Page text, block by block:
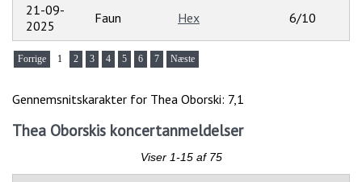
21-09-
2025
Faun Hex 6/10
Forrige 1 2 3 4 5 6 7 Næste
Gennemsnitskarakter for Thea Oborski: 7,1
Thea Oborskis koncertanmeldelser
Viser 1-15 af 75